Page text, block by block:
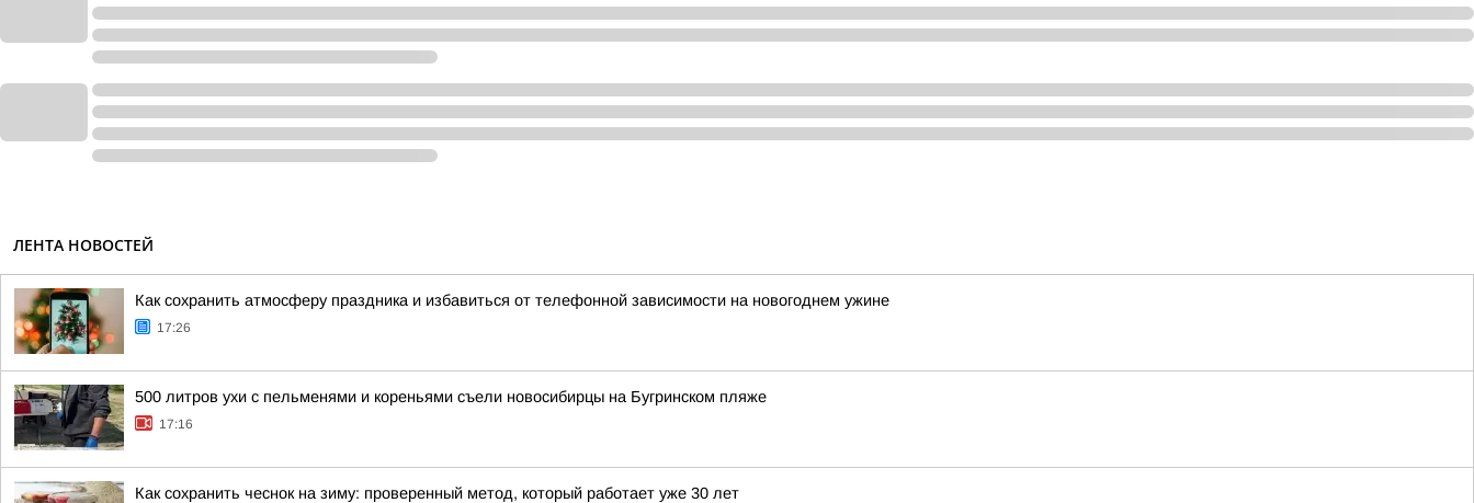
ЛЕНТА НОВОСТЕЙ
Как сохранить атмосферу праздника и избавиться от телефонной зависимости на новогоднем ужине
17:26
500 литров ухи с пельменями и кореньями съели новосибирцы на Бугринском пляже
17:16
Как сохранить чеснок на зиму: проверенный метод, который работает уже 30 лет